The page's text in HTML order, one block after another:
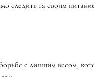
следить за своим
с лишним весом,